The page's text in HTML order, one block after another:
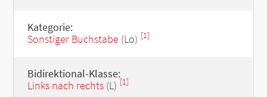
Kategorie:
Sonstiger Buchstabe (Lo) [1]
Bidirektional-Klasse:
Links nach rechts(L) [1]